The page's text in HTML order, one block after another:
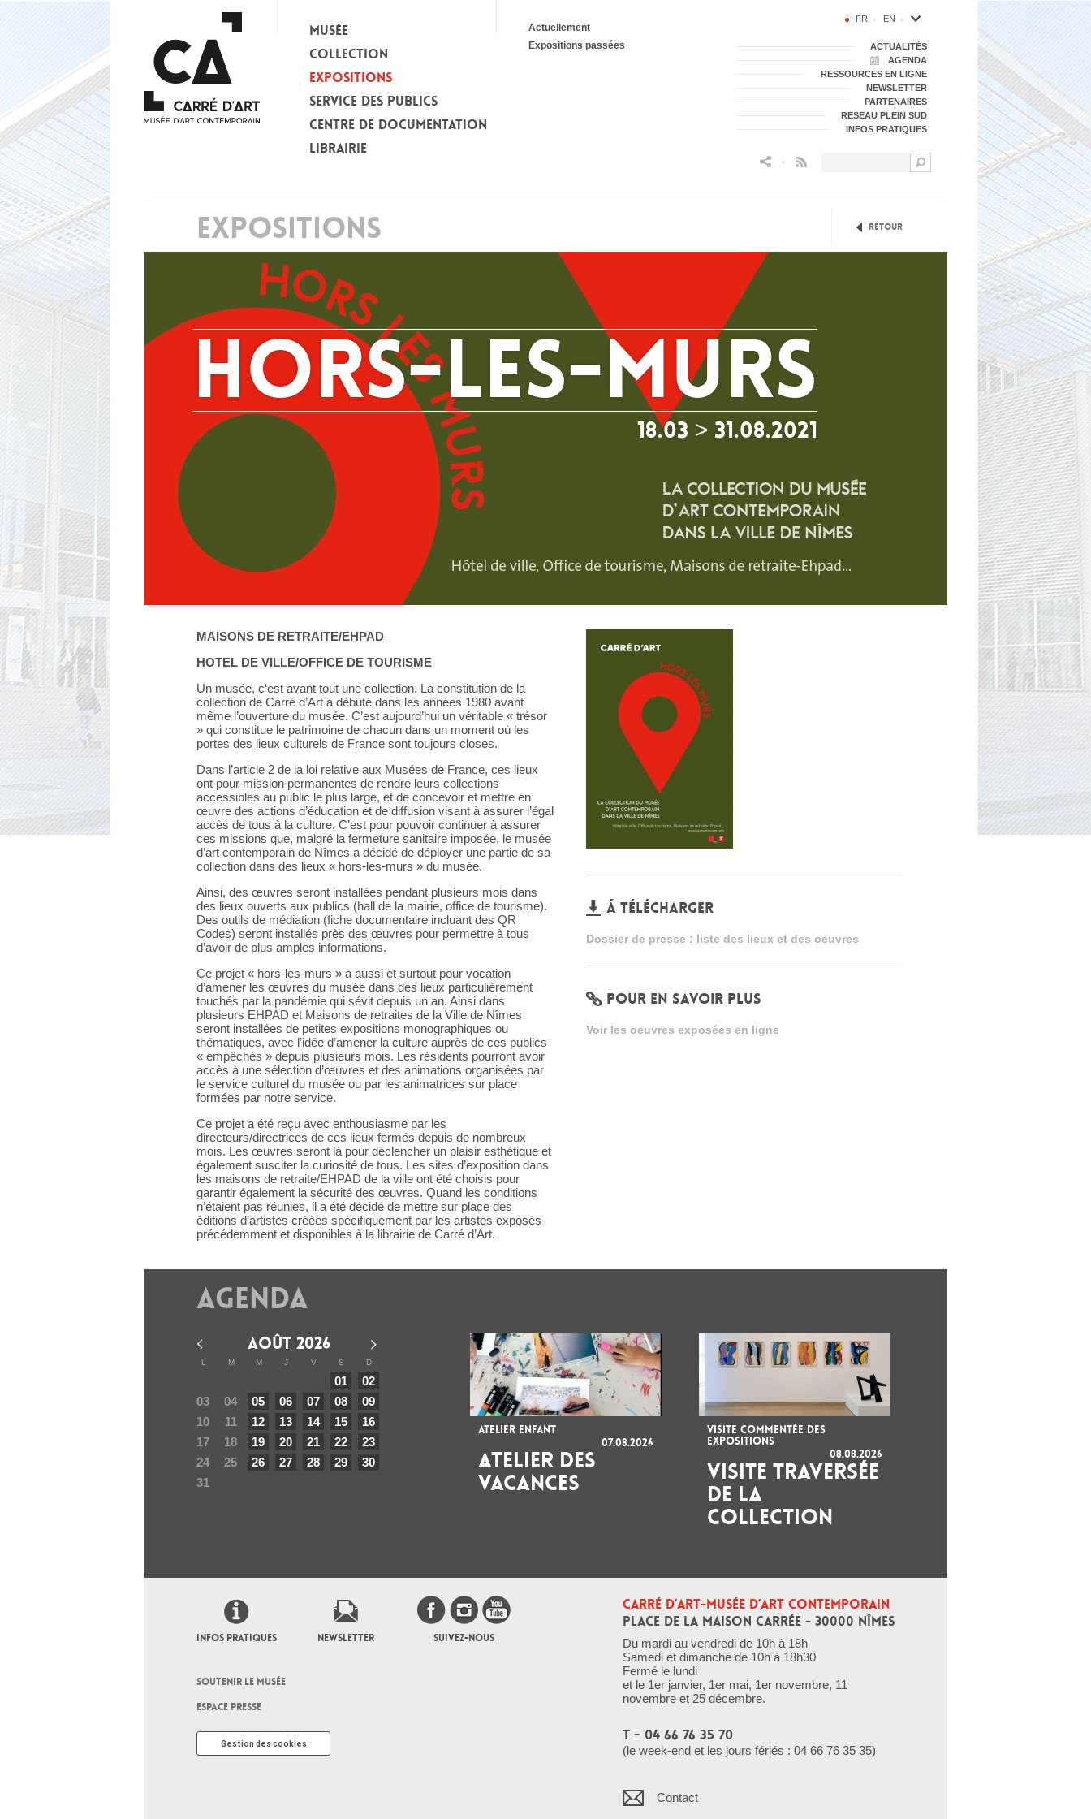
MUSÉE
COLLECTION
EXPOSITIONS
Actuellement
Expositions passées
SERVICE DES PUBLICS
CENTRE DE DOCUMENTATION
LIBRAIRIE
FR EN
ACTUALITÉS
AGENDA
RESSOURCES EN LIGNE
NEWSLETTER
PARTENAIRES
RESEAU PLEIN SUD
INFOS PRATIQUES
EXPOSITIONS Retour
Hors-les-Murs
18.03 > 31.08.2021
MAISONS DE RETRAITE/EHPAD
HOTEL DE VILLE/OFFICE DE TOURISME
Un musée, c‘est avant tout une collection. La constitution de la
collection de Carré d’Art a débuté dans les années 1980 avant
même l’ouverture du musée. C’est aujourd’hui un véritable « trésor
» qui constitue le patrimoine de chacun dans un moment où les
portes des lieux culturels de France sont toujours closes.
Dans l’article 2 de la loi relative aux Musées de France, ces lieux
ont pour mission permanentes de rendre leurs collections
accessibles au public le plus large, et de concevoir et mettre en
œuvre des actions d’éducation et de diffusion visant à assurer l’égal
accès de tous à la culture. C’est pour pouvoir continuer à assurer
ces missions que, malgré la fermeture sanitaire imposée, le musée
d’art contemporain de Nîmes a décidé de déployer une partie de sa
collection dans des lieux « hors-les-murs » du musée.
Ainsi, des œuvres seront installées pendant plusieurs mois dans
des lieux ouverts aux publics (hall de la mairie, office de tourisme).
Des outils de médiation (fiche documentaire incluant des QR
Codes) seront installés près des œuvres pour permettre à tous
d’avoir de plus amples informations.
Ce projet « hors-les-murs » a aussi et surtout pour vocation
d’amener les œuvres du musée dans des lieux particulièrement
touchés par la pandémie qui sévit depuis un an. Ainsi dans
plusieurs EHPAD et Maisons de retraites de la Ville de Nîmes
seront installées de petites expositions monographiques ou
thématiques, avec l’idée d’amener la culture auprès de ces publics
« empêchés » depuis plusieurs mois. Les résidents pourront avoir
accès à une sélection d’œuvres et des animations organisées par
le service culturel du musée ou par les animatrices sur place
formées par notre service.
Ce projet a été reçu avec enthousiasme par les
directeurs/directrices de ces lieux fermés depuis de nombreux
mois. Les œuvres seront là pour déclencher un plaisir esthétique et
également susciter la curiosité de tous. Les sites d’exposition dans
les maisons de retraite/EHPAD de la ville ont été choisis pour
garantir également la sécurité des œuvres. Quand les conditions
n’étaient pas réunies, il a été décidé de mettre sur place des
éditions d’artistes créées spécifiquement par les artistes exposés
précédemment et disponibles à la librairie de Carré d’Art.
Á TÉLÉCHARGER
Dossier de presse : liste des lieux et des oeuvres
POUR EN SAVOIR PLUS
Voir les oeuvres exposées en ligne
Agenda
AOÛT 2026
L M M J V S D
01
02
03
04 05 06 07 08
09
10
11 12 13 14 15
16
17
18 19 20 21 22
23
24
25 26 27 28 29
30
31
ATELIER ENFANT
07.08.2026
ATELIER DES
VACANCES
VISITE COMMENTÉE DES
EXPOSITIONS
08.08.2026
VISITE TRAVERSÉE
DE LA
COLLECTION
INFOS PRATIQUES NEWSLETTER SUIVEZ-NOUS
SOUTENIR LE MUSÉE
ESPACE PRESSE
CARRÉ D’ART-MUSÉE D’ART CONTEMPORAIN
PLACE DE LA MAISON CARRÉE - 30000 NÎMES
Du mardi au vendredi de 10h à 18h
Samedi et dimanche de 10h à 18h30
Fermé le lundi
et le 1er janvier, 1er mai, 1er novembre, 11
novembre et 25 décembre.
T - 04 66 76 35 70
(le week-end et les jours fériés : 04 66 76 35 35)
Contact
Gestion des cookies